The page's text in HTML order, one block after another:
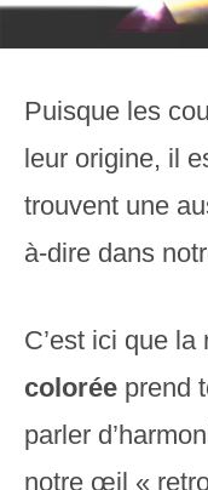
Puisque les
leur origine, il
trouvent une
à-dire dans
C’est ici que la
colorée prend
parler
notre œil «